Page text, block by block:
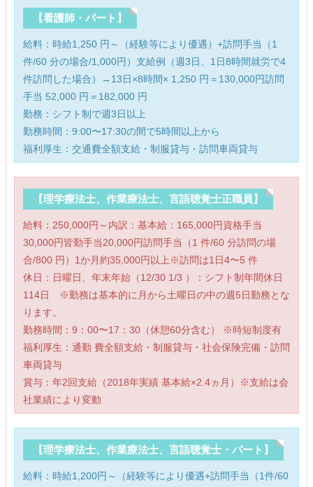
【看護師・パート】
給料：時給1,250 円～（経験等により優遇）+訪問手当（1
件/60 分の場合/1,000円）支給例（週3日、1日8時間就労で4
件訪問した場合）→13日×8時間× 1,250 円＝130,000円訪問
手当 52,000 円＝182,000 円
勤務：シフト制で週3日以上
勤務時間：9:00〜17:30の間で5時間以上から
福利厚生：交通費全額支給・制服貸与・訪問車両貸与
【理学療法士、作業療法士、言語聴覚士正職員】
給料：250,000円～内訳：基本給：165,000円資格手当
30,000円皆勤手当20,000円訪問手当（1 件/60 分訪問の場
合/800 円）1か月約35,000円以上※訪問は1日4〜5 件
休日：日曜日、年末年始（12/30 1/3 ）：シフト制年間休日
114日 ※勤務は基本的に月から土曜日の中の週5日勤務とな
ります。
勤務時間：9：00〜17：30（休憩60分含む） ※時短制度有
福利厚生：通勤 費全額支給・制服貸与・社会保険完備・訪問
車両貸与
賞与：年2回支給（2018年実績 基本給×2.4ヵ月）※支給は会
社業績により変動
【理学療法士、作業療法士、言語聴覚士・パート】
給料：時給1,200円～（経験等により優遇+訪問手当（1件/60